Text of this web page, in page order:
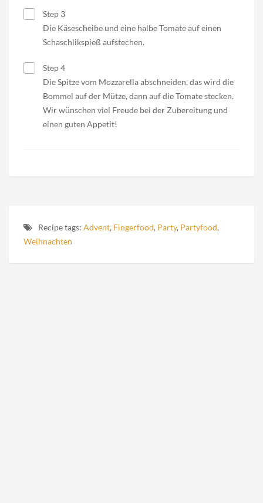
Step 3
Die Käsescheibe und eine halbe Tomate auf einen
Schaschlikspieß aufstechen.
Step 4
Die Spitze vom Mozzarella abschneiden, das wird die
Bommel auf der Mütze, dann auf die Tomate stecken.
Wir wünschen viel Freude bei der Zubereitung und
einen guten Appetit!
Recipe tags: Advent, Fingerfood, Party, Partyfood,
Weihnachten